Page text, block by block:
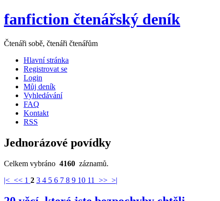
fanfiction čtenářský deník
Čtenáři sobě, čtenáři čtenářům
Hlavní stránka
Registrovat se
Login
Můj deník
Vyhledávání
FAQ
Kontakt
RSS
Jednorázové povídky
Celkem vybráno 4160 záznamů.
|< << 1 2 3 4 5 6 7 8 9 10 11 >> >|